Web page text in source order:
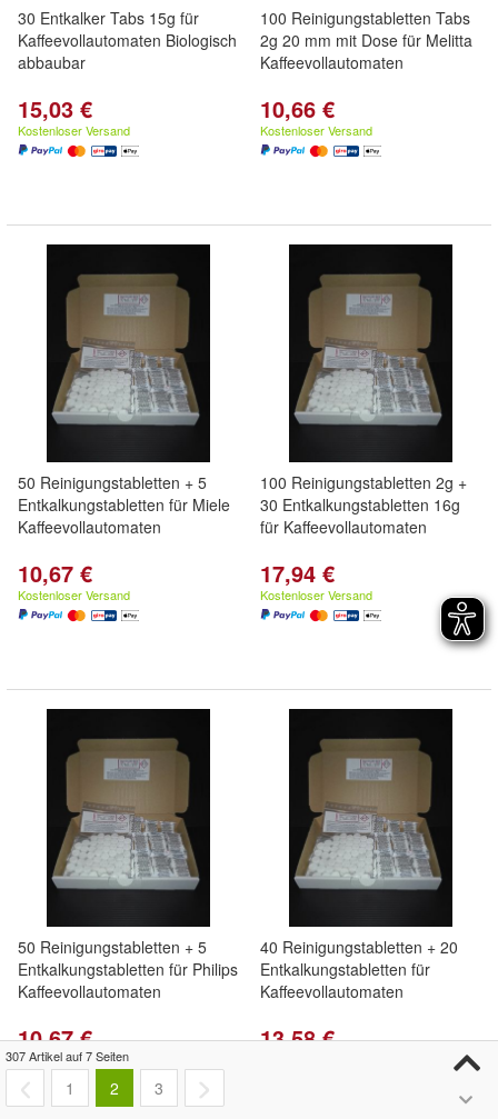
30 Entkalker Tabs 15g für
Kaffeevollautomaten Biologisch
abbaubar
15,03 €
Kostenloser Versand
100 Reinigungstabletten Tabs
2g 20 mm mit Dose für Melitta
Kaffeevollautomaten
10,66 €
Kostenloser Versand
50 Reinigungstabletten + 5
Entkalkungstabletten für Miele
Kaffeevollautomaten
10,67 €
Kostenloser Versand
100 Reinigungstabletten 2g +
30 Entkalkungstabletten 16g
für Kaffeevollautomaten
17,94 €
Kostenloser Versand
50 Reinigungstabletten + 5
Entkalkungstabletten für Philips
Kaffeevollautomaten
10,67 €
Kostenloser Versand
40 Reinigungstabletten + 20
Entkalkungstabletten für
Kaffeevollautomaten
13,58 €
307 Artikel auf 7 Seiten
1 2 3